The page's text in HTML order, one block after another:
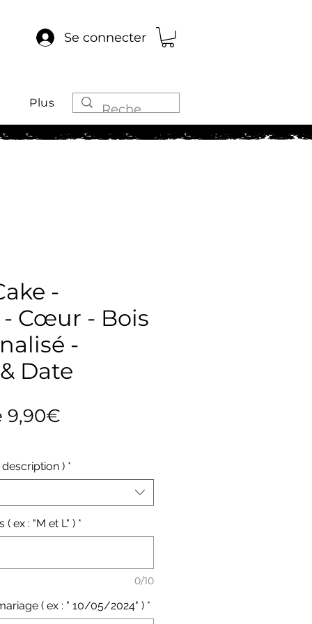
Se connecter
Plus
-
Cœur - Bois
-
Date
9,90€
description ) *
( ex : "M et L" ) *
0/10
( ex : " 10/05/2024" ) *